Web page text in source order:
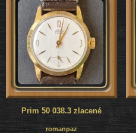
Prim 50 038.3 zlacené
romanpaz